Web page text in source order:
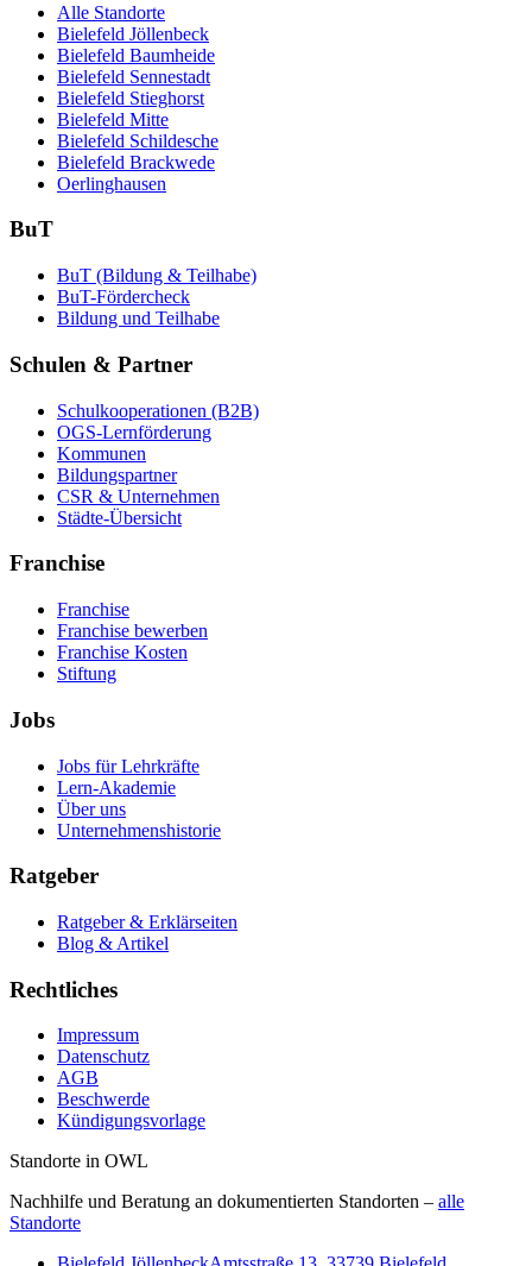
Alle Standorte
Bielefeld Jöllenbeck
Bielefeld Baumheide
Bielefeld Sennestadt
Bielefeld Stieghorst
Bielefeld Mitte
Bielefeld Schildesche
Bielefeld Brackwede
Oerlinghausen
BuT
BuT (Bildung & Teilhabe)
BuT-Fördercheck
Bildung und Teilhabe
Schulen & Partner
Schulkooperationen (B2B)
OGS-Lernförderung
Kommunen
Bildungspartner
CSR & Unternehmen
Städte-Übersicht
Franchise
Franchise
Franchise bewerben
Franchise Kosten
Stiftung
Jobs
Jobs für Lehrkräfte
Lern-Akademie
Über uns
Unternehmenshistorie
Ratgeber
Ratgeber & Erklärseiten
Blog & Artikel
Rechtliches
Impressum
Datenschutz
AGB
Beschwerde
Kündigungsvorlage
Standorte in OWL
Nachhilfe und Beratung an dokumentierten Standorten – alle
Standorte